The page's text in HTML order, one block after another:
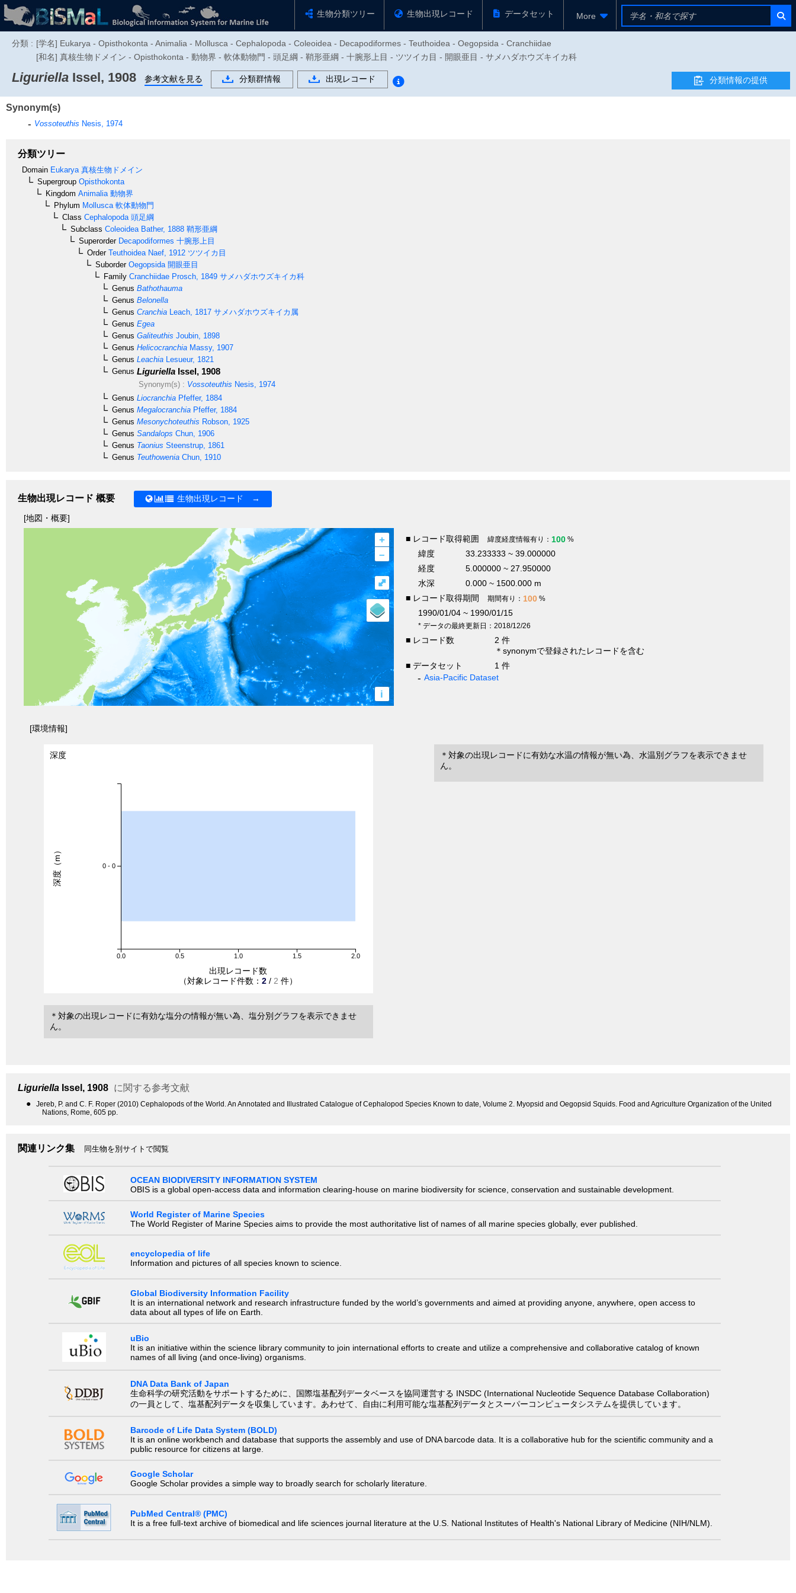
生物分類ツリー 生物出現レコード データセット More
分類 : [学名] Eukarya - Opisthokonta - Animalia - Mollusca - Cephalopoda - Coleoidea - Decapodiformes - Teuthoidea - Oegopsida - Cranchiidae
[和名] 真核生物ドメイン - Opisthokonta - 動物界 - 軟体動物門 - 頭足綱 - 鞘形亜綱 - 十腕形上目 - ツツイカ目 - 開眼亜目 - サメハダホウズキイカ科
Liguriella Issel, 1908 参考文献を見る 分類群情報 出現レコード 分類情報の提供
Synonym(s)
Vossoteuthis Nesis, 1974
分類ツリー
Domain Eukarya 真核生物ドメイン
Supergroup Opisthokonta
Kingdom Animalia 動物界
Phylum Mollusca 軟体動物門
Class Cephalopoda 頭足綱
Subclass Coleoidea Bather, 1888 鞘形亜綱
SuperorderDecapodiformes 十腕形上目
OrderTeuthoidea Naef, 1912 ツツイカ目
SuborderOegopsida 開眼亜目
Family Cranchiidae Prosch, 1849 サメハダホウズキイカ科
Genus Bathothauma
Genus Belonella
Genus Cranchia Leach, 1817 サメハダホウズキイカ属
Genus Egea
Genus Galiteuthis Joubin, 1898
Genus Helicocranchia Massy, 1907
Genus Leachia Lesueur, 1821
Genus Liguriella Issel, 1908
Synonym(s) : Vossoteuthis Nesis, 1974
Genus Liocranchia Pfeffer, 1884
Genus Megalocranchia Pfeffer, 1884
Genus Mesonychoteuthis Robson, 1925
Genus Sandalops Chun, 1906
Genus Taonius Steenstrup, 1861
Genus Teuthowenia Chun, 1910
生物出現レコード 概要 生物出現レコード →
[地図・概要]
+
–
i
⤢
■ レコード取得範囲 緯度経度情報有り： 100 %
緯度
33.233333 ~ 39.000000
経度
5.000000 ~ 27.950000
水深
0.000 ~ 1500.000 m
■ レコード取得期間
期間有り： 100 %
1990/01/04 ~ 1990/01/15
* データの最終更新日：2018/12/26
■ レコード数
2 件
＊synonymで登録されたレコードを含む
■ データセット
1 件
Asia-Pacific Dataset
[環境情報]
深度
0.0 0.5 1.0 1.5 2.0
0 - 0
出現レコード数
（対象レコード件数： 2 / 2 件）
深度（m）
＊対象の出現レコードに有効な水温の情報が無い為、水温別グラフを表示できませ
ん。
＊対象の出現レコードに有効な塩分の情報が無い為、塩分別グラフを表示できませ
ん。
Liguriella Issel, 1908 に関する参考文献
●
Jereb, P. and C. F. Roper (2010) Cephalopods of the World. An Annotated and Illustrated Catalogue of Cephalopod Species Known to date, Volume 2. Myopsid and Oegopsid Squids. Food and Agriculture Organization of the United
Nations, Rome, 605 pp.
関連リンク集 同生物を別サイトで閲覧
OCEAN BIODIVERSITY INFORMATION SYSTEM
OBIS is a global open-access data and information clearing-house on marine biodiversity for science, conservation and sustainable development.
World Register of Marine Species
The World Register of Marine Species aims to provide the most authoritative list of names of all marine species globally, ever published.
encyclopedia of life
Information and pictures of all species known to science.
Global Biodiversity Information Facility
It is an international network and research infrastructure funded by the world’s governments and aimed at providing anyone, anywhere, open access to
data about all types of life on Earth.
uBio
It is an initiative within the science library community to join international efforts to create and utilize a comprehensive and collaborative catalog of known
names of all living (and once-living) organisms.
DNA Data Bank of Japan
生命科学の研究活動をサポートするために、国際塩基配列データベースを協同運営する INSDC (International Nucleotide Sequence Database Collaboration)
の一員として、塩基配列データを収集しています。あわせて、自由に利用可能な塩基配列データとスーパーコンピュータシステムを提供しています。
Barcode of Life Data System (BOLD)
It is an online workbench and database that supports the assembly and use of DNA barcode data. It is a collaborative hub for the scientific community and a
public resource for citizens at large.
Google Scholar
Google Scholar provides a simple way to broadly search for scholarly literature.
PubMed Central® (PMC)
It is a free full-text archive of biomedical and life sciences journal literature at the U.S. National Institutes of Health's National Library of Medicine (NIH/NLM).